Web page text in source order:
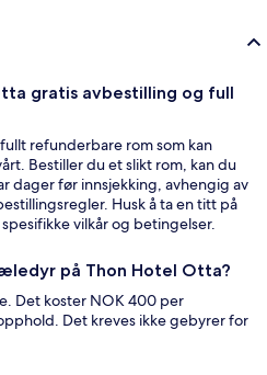
gratis avbestilling og full
refunderbare rom som kan
Bestiller du et slikt rom, kan du
dager før innsjekking, avhengig av
Husk å ta en titt på
vilkår og betingelser.
på Thon Hotel Otta?
Det koster NOK 400 per
Det kreves ikke gebyrer for